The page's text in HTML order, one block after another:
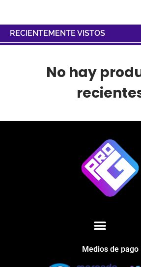
RECIENTEMENTE VISTOS
No hay
Medios de pago